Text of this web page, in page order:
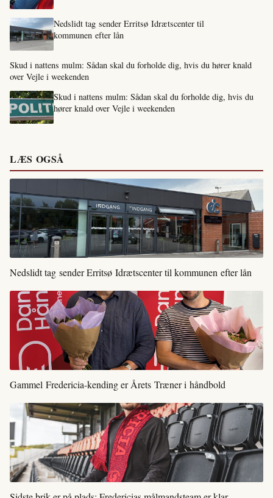
Nedslidt tag sender Erritsø Idrætscenter til
kommunen efter lån
Skud i nattens mulm: Sådan skal du forholde dig, hvis du hører knald
over Vejle i weekenden
Skud i nattens mulm: Sådan skal du forholde dig, hvis du
hører knald over Vejle i weekenden
LÆS OGSÅ
Nedslidt tag sender Erritsø Idrætscenter til kommunen efter lån
Gammel Fredericia-kending er Årets Træner i håndbold